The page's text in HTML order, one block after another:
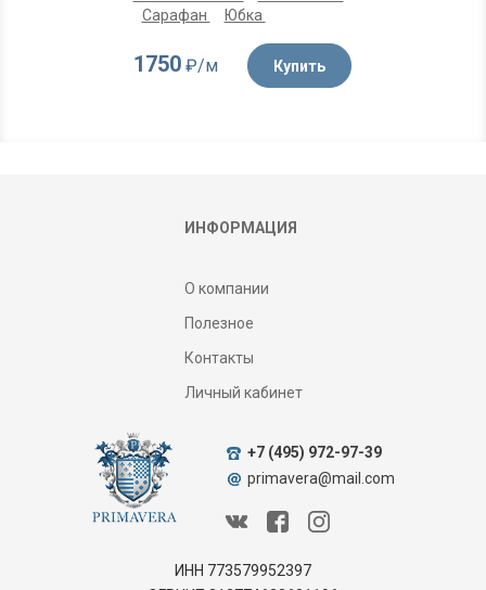
Сарафан
Юбка
1750₽/м Купить
ИНФОРМАЦИЯ
О компании
Полезное
Контакты
Личный кабинет
ИНН 773579952397
+7 (495) 972-97-39
primavera@mail.com